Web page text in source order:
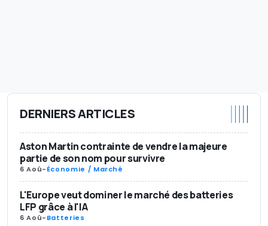
DERNIERS ARTICLES
Aston Martin contrainte de vendre la majeure
partie de son nom pour survivre
6 Aoû-Économie / Marché
L'Europe veut dominer le marché des batteries
LFP grâce à l'IA
6 Aoû-Batteries